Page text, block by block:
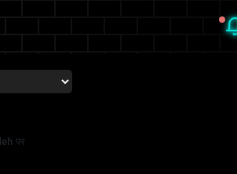
पर